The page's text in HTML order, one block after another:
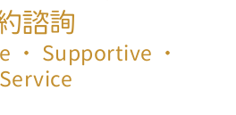
諮詢
‧ Supportive ‧
Service